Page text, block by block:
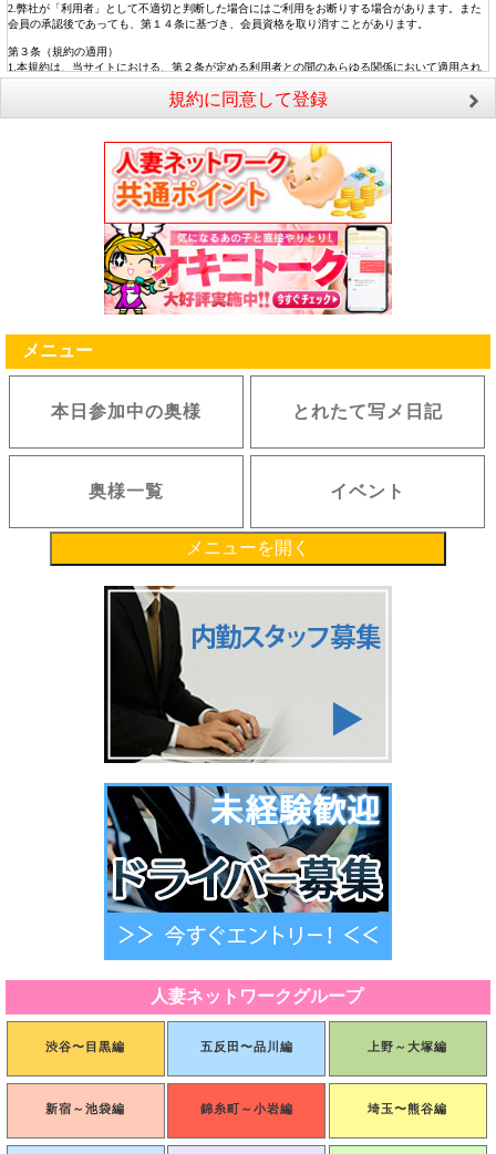
2.弊社が「利用者」として不適切と判断した場合にはご利用をお断りする場合があります。また
会員の承認後であっても、第１４条に基づき、会員資格を取り消すことがあります。
第３条（規約の適用）
1.本規約は、当サイトにおける、第２条が定める利用者との間のあらゆる関係において適用され
ます。
2.弊社が当サイト上において随時告知する諸規定及びサービスごとに規定する各規約は、本規約
第４条（規約の変更）
弊社は、規約等（本規約および当サイトに関するルールの内容を事前予告無しに自由に変更でき
第５条（ポイントの付与、取消・消滅）
1.弊社は、当サイト内におけるサービスを利用した会員に、弊社が定める付与数または付与率に
従い付与いたします。
2.弊社は、ポイントの付与、付与数、付与率、付与のタイミング、ポイントの無効、無効のタイ
ミング等、本サービスに関する条件すべてを決定する権利を保有します。また利用者は弊社の決
定に従うものとします。
3.ポイントを利用して弊社が提供する各種サービスを利用した際、残りの利用額相当のポイント
付与はありません。
くは全部を取り消すことができます。
(3) 理由の如何によらず、注文がキャンセル・金額変更された場合
消滅します。
8.ポイントは、本サービス利用時の会員IDに付与するものとし、異なるID間でのポイントの移動
は行えません。ならびに複数IDの統合、保持ポイントの合算は如何なる理由があってもお受け致
しません。
9.弊社が必要であると判断した場合、弊社は利用者に事前に通知することなく、いつでもポイン
ト付与の停止もしくは中止、または付与条件の変更、付与済みのポイント数の変更、ポイントの
利用停止もしくは中止あるいは利用条件の変更を行うことができるものとします。本条項に基づ
いて弊社がポイントの付与または利用の停止等を行った場合でも、利用者に対して一切責任を負
1.会員は、弊社が定める方法により保有するポイントを1ポイントを1円相当分として、当サイト
の店舗に対する取引の代金決済の全部または一部に利用することができます。
2.第1項に定めるポイントの利用は、会員の申し込みに対して弊社が弊社の定める方法で承諾した
場合に効力を発するものとします。
3.１回の注文に利用できるポイントの下限は1,000ポイント、上限は3,000ポイントです。
4.弊社は、会員が一定期間に利用できるポイント数の下限、上限を設定する等、ポイント利用に
制限を設ける権利を有します。また、当該制限を設けた場合に、この内容を予告なく変更または
追加する場合がありますが、利用者はいずれの場合についても弊社の決定に従うものとします。
5.会員がポイントを利用し、その後対象取引が何らかの事情で取り消され、弊社が相当であると
判断した場合、原則として当該取引に利用されたポイントが合理的期間内に会員に返還され、現
金による返還は行われません。
6.会員はいかなる場合でも、ポイントを換金することはできません。
7.ポイントの利用は、会員本人が行うものとし、当該会員以外の第三者が行うことはできませ
ん。弊社は、ポイント利用時に入力されたIDおよびパスワードが登録されたものと一致すること
を弊社が所定の方法により確認した場合、会員による使用とみなします。それが第三者による不
9.ポイントの第三者への譲渡等を禁止します。
きます。
3.ポイントの残高などに関して不明な点がある場合は、速やかに当サイト上に記載した店舗に問
1.利用者は当サイトを通じ発信される情報について、一切の責任を負うものとし、弊社はその責
規約に同意して登録
メニュー
本日参加中の奥様 とれたて写メ日記
奥様一覧 イベント
メニューを開く
人妻ネットワークグループ
渋谷〜目黒編 五反田〜品川編 上野～大塚編
新宿～池袋編 錦糸町～小岩編 埼玉〜熊谷編